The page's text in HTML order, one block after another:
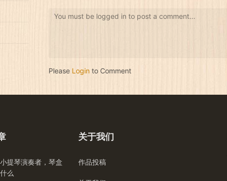
You must be logged in to post a comment...
Please Login to Comment
提琴演奏者，琴盒
么
关于我们
作品投稿